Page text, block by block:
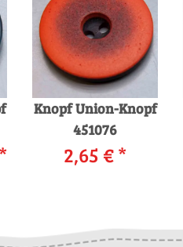
*
Knopf Union-Knopf
451076
2,65 €*